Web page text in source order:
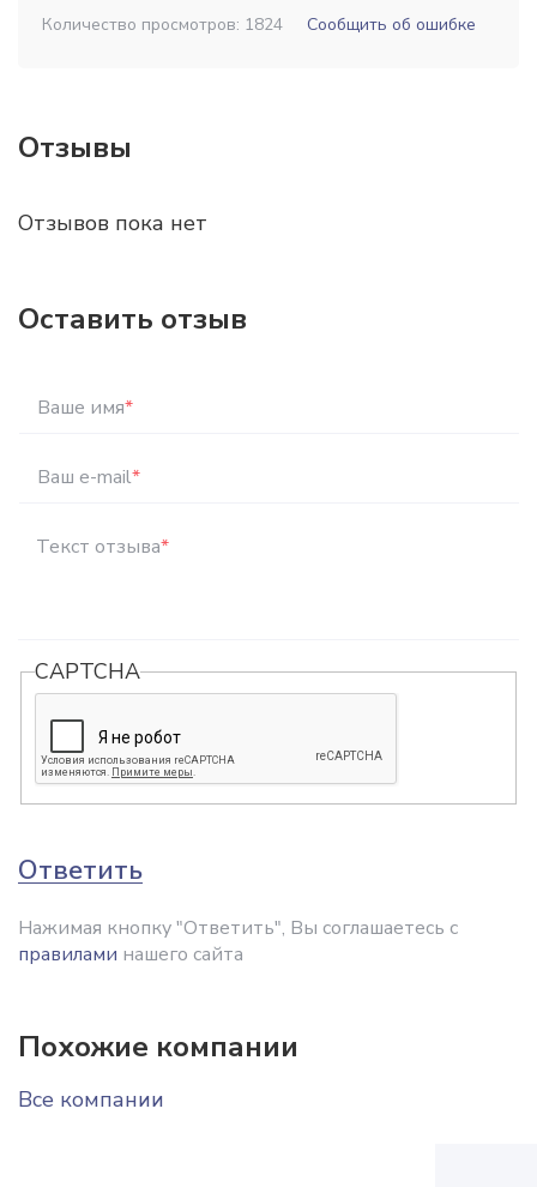
Количество просмотров: 1824
Сообщить об ошибке
Отзывы
Отзывов пока нет
Оставить отзыв
Ваше имя*
Ваш e-mail*
Текст отзыва*
CAPTCHA
Ответить
Нажимая кнопку "Ответить", Вы соглашаетесь с
правилами нашего сайта
Похожие компании
Все компании